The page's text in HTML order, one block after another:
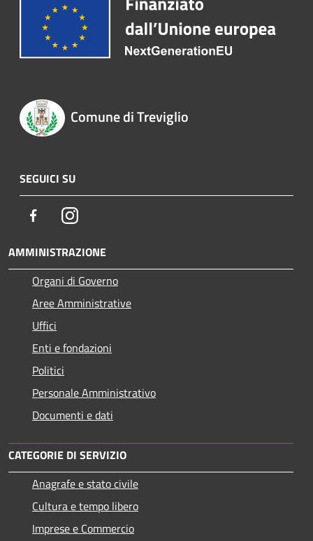
Comune di Treviglio
SEGUICI SU
FacebookInstagram
AMMINISTRAZIONE
Organi di Governo
Aree Amministrative
Uffici
Enti e fondazioni
Politici
Personale Amministrativo
Documenti e dati
CATEGORIE DI SERVIZIO
Anagrafe e stato civile
Cultura e tempo libero
Imprese e Commercio